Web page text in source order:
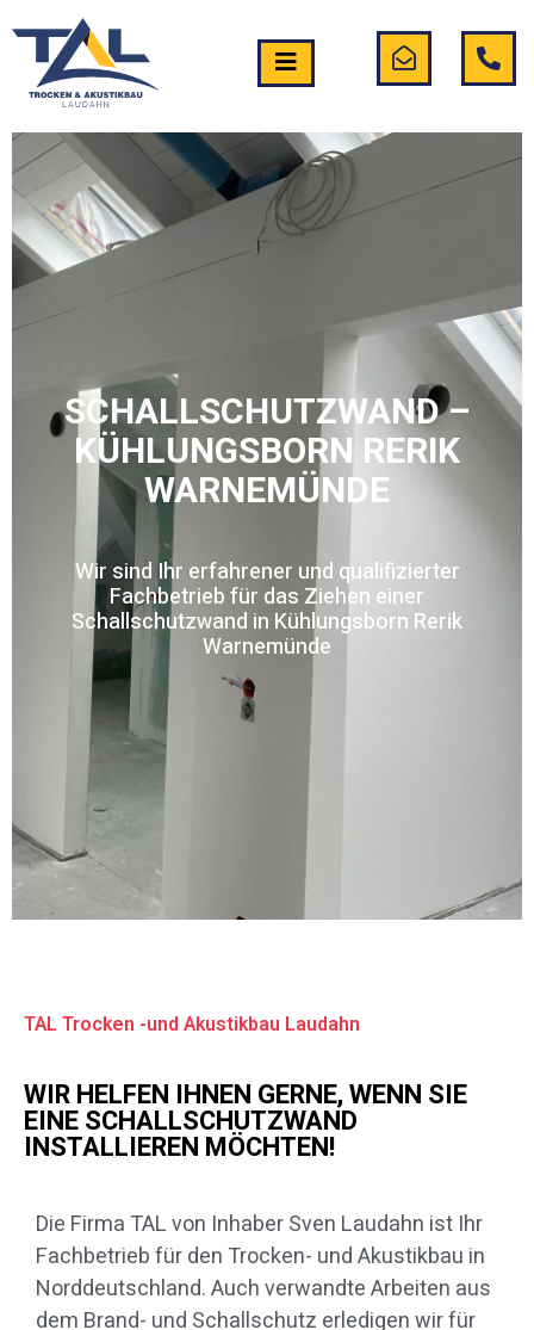
SCHALLSCHUTZWAND –
KÜHLUNGSBORN RERIK
WARNEMÜNDE
Wir sind Ihr erfahrener und qualifizierter
Fachbetrieb für das Ziehen einer
Schallschutzwand in Kühlungsborn Rerik
Warnemünde
TAL Trocken -und Akustikbau Laudahn
WIR HELFEN IHNEN GERNE, WENN SIE
EINE SCHALLSCHUTZWAND
INSTALLIEREN MÖCHTEN!
Die Firma TAL von Inhaber Sven Laudahn ist Ihr
Fachbetrieb für den Trocken- und Akustikbau in
Norddeutschland. Auch verwandte Arbeiten aus
dem Brand- und Schallschutz erledigen wir für